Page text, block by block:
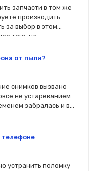
запчасти в том же
производить
за выбор в этом
того, на
то выбор
был в руках. Так
элементах
и прочих
от пыли?
снимков вызвано
не устареванием
забралась и в
телефоне
устранить поломку